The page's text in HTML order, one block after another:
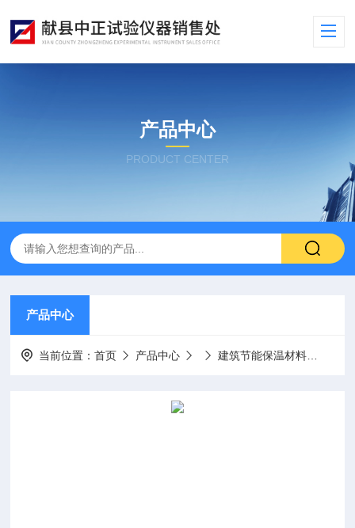
产品中心
PRODUCT CENTER
产品中心
当前位置：首页 产品中心 建筑节能保温材料